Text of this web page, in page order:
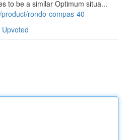
to be a similar Optimum situa...
rondo-compas-40